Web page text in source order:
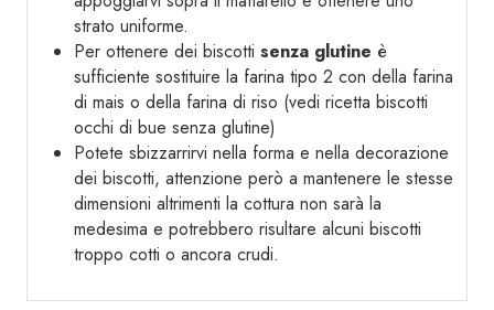
strato uniforme.
Per ottenere dei biscotti senza glutine è
sufficiente sostituire la farina tipo 2 con della farina
di mais o della farina di riso (vedi ricetta biscotti
occhi di bue senza glutine)
Potete sbizzarrirvi nella forma e nella decorazione
dei biscotti, attenzione però a mantenere le stesse
dimensioni altrimenti la cottura non sarà la
medesima e potrebbero risultare alcuni biscotti
troppo cotti o ancora crudi.